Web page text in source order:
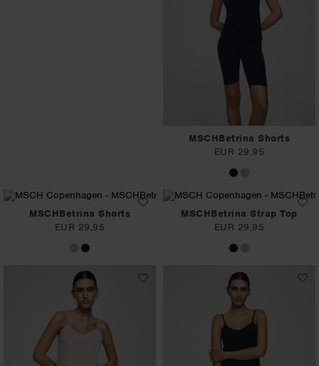
MSCHBetrina Shorts
EUR 29,95
MSCHBetrina Shorts
EUR 29,95
MSCHBetrina Strap Top
EUR 29,95